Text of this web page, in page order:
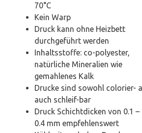
70°C
Kein Warp
Druck kann ohne Heizbett
durchgeführt werden
Inhaltsstoffe: co-polyester,
natürliche Mineralien wie
gemahlenes Kalk
Drucke sind sowohl colorier-
auch schleif-bar
Druck Schichtdicken von 0.1 –
0.4 mm empfehlenswert